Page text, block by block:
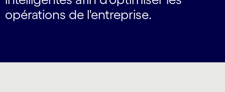
opérations de l'entreprise.